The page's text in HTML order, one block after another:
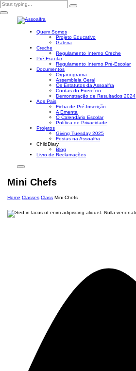
Quem Somos
Projeto Educativo
Galeria
Creche
Regulamento Interno Creche
Pré-Escolar
Regulamento Interno Pré-Escolar
Documentos
Organograma
Assembleia Geral
Os Estatutos da Assoalfra
Contas do Exercício
Demonstração de Resultados 2024
Aos Pais
Ficha de Pré-Inscrição
A Ementa
O Calendário Escolar
Política de Privacidade
Projetos
Giving Tuesday 2025
Festas na Assoalfra
ChildDiary
Blog
Livro de Reclamações
Mini Chefs
Home Classes Class Mini Chefs